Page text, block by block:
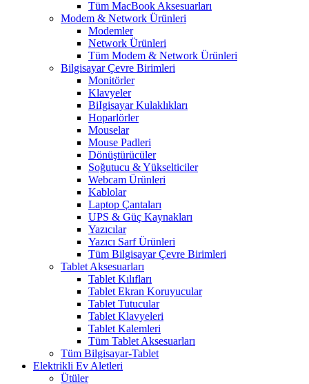
Tüm MacBook Aksesuarları
Modem & Network Ürünleri
Modemler
Network Ürünleri
Tüm Modem & Network Ürünleri
Bilgisayar Çevre Birimleri
Monitörler
Klavyeler
BiIgisayar Kulaklıkları
Hoparlörler
Mouselar
Mouse Padleri
Dönüştürücüler
Soğutucu & Yükselticiler
Webcam Ürünleri
Kablolar
Laptop Çantaları
UPS & Güç Kaynakları
Yazıcılar
Yazıcı Sarf Ürünleri
Tüm Bilgisayar Çevre Birimleri
Tablet Aksesuarları
Tablet Kılıfları
Tablet Ekran Koruyucular
Tablet Tutucular
Tablet Klavyeleri
Tablet Kalemleri
Tüm Tablet Aksesuarları
Tüm Bilgisayar-Tablet
Elektrikli Ev Aletleri
Ütüler